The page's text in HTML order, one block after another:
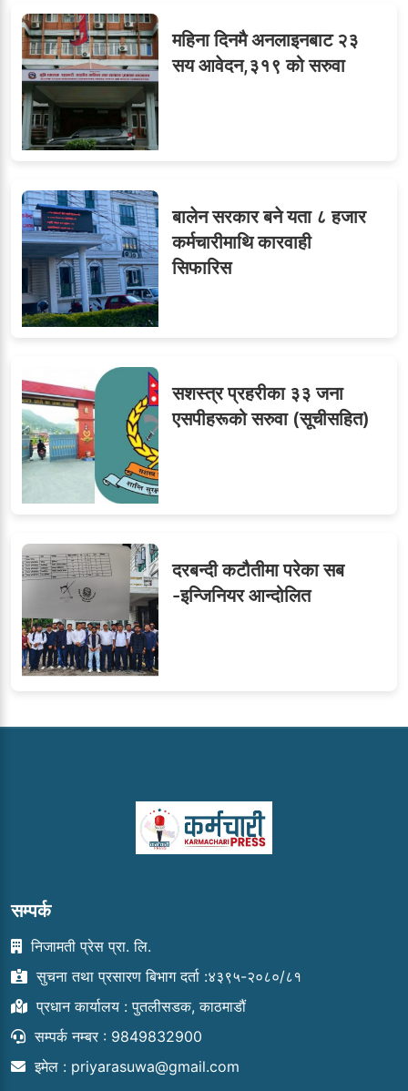
महिना दिनमै अनलाइनबाट २३
सय आवेदन,३१९ को सरुवा
बालेन सरकार बने यता ८ हजार
कर्मचारीमाथि कारवाही
सिफारिस
सशस्त्र प्रहरीका ३३ जना
एसपीहरूको सरुवा (सूचीसहित)
दरबन्दी कटौतीमा परेका सब
-इन्जिनियर आन्दोलित
सम्पर्क
निजामती प्रेस प्रा. लि.
सुचना तथा प्रसारण बिभाग दर्ता :४३९५-२०८०/८१
प्रधान कार्यालय : पुतलीसडक, काठमाडौं
सम्पर्क नम्बर : 9849832900
इमेल : priyarasuwa@gmail.com